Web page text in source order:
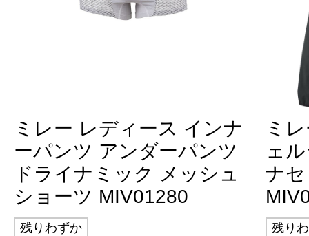
ミレー レディース インナ
ーパンツ アンダーパンツ
ドライナミック メッシュ
ショーツ MIV01280
残りわずか
ミ
ェ
ナ
残り